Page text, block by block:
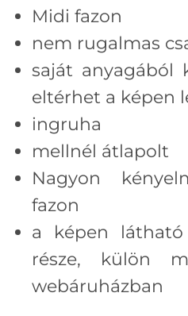
Midi fazon
nem rugalmas
saját anyagából
eltérhet a képen
ingruha
mellnél átlapolt
Nagyon
fazon
a képen
része, külön
webáruházban